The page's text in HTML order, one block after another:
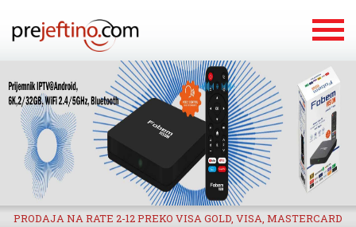
PRODAJA NA RATE 2-12 PREKO VISA GOLD, VISA, MASTERCARD